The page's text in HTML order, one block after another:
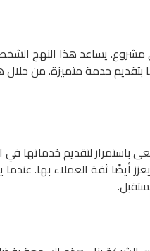
مشروع. يساعد هذا النهج
خدمة متميزة. من خلال
باستمرار لتقديم خدماتها في
أيضًا ثقة العملاء بها. عندما